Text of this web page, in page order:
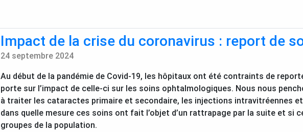
Impact de la crise du coronavirus : report de
24 septembre 2024
Au début de la pandémie de Covid-19, les hôpitaux ont été contraints de
porte sur l’impact de celle-ci sur les soins ophtalmologiques. Nous nous
à traiter les cataractes primaire et secondaire, les injections intravitréennes
dans quelle mesure ces soins ont fait l’objet d’un rattrapage par la suite et si
groupes de la population.